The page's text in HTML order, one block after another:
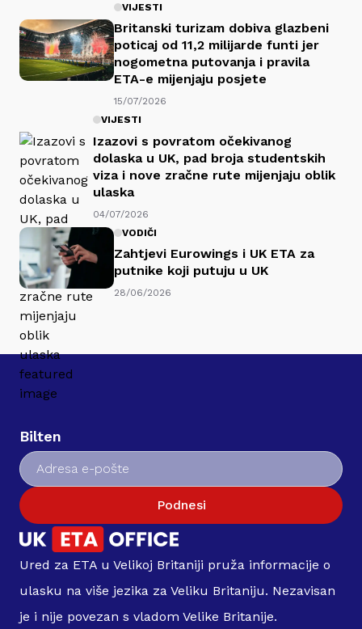
VIJESTI
Britanski turizam dobiva glazbeni
poticaj od 11,2 milijarde funti jer
nogometna putovanja i pravila
ETA-e mijenjaju posjete
15/07/2026
VIJESTI
Izazovi s povratom očekivanog
dolaska u UK, pad broja studentskih
viza i nove zračne rute mijenjaju oblik
ulaska
04/07/2026
VODIČI
Zahtjevi Eurowings i UK ETA za
putnike koji putuju u UK
28/06/2026
Bilten
Podnesi
Ured za ETA u Velikoj Britaniji pruža informacije o
ulasku na više jezika za Veliku Britaniju. Nezavisan
je i nije povezan s vladom Velike Britanije.